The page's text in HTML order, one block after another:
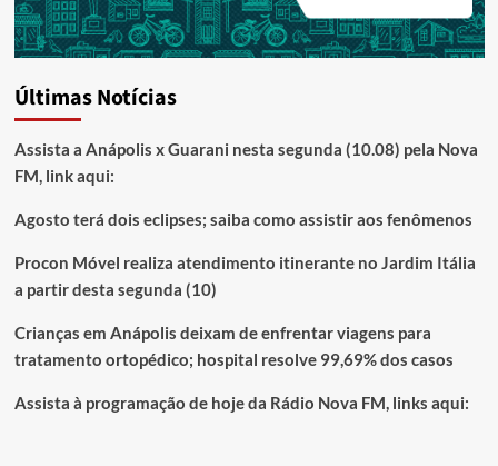
Últimas Notícias
Assista a Anápolis x Guarani nesta segunda (10.08) pela Nova
FM, link aqui:
Agosto terá dois eclipses; saiba como assistir aos fenômenos
Procon Móvel realiza atendimento itinerante no Jardim Itália
a partir desta segunda (10)
Crianças em Anápolis deixam de enfrentar viagens para
tratamento ortopédico; hospital resolve 99,69% dos casos
Assista à programação de hoje da Rádio Nova FM, links aqui: